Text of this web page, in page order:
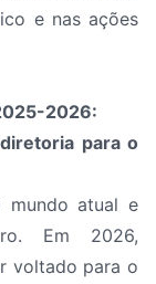
e nas ações
2026:
para o
mundo atual e
Em 2026,
voltado para o